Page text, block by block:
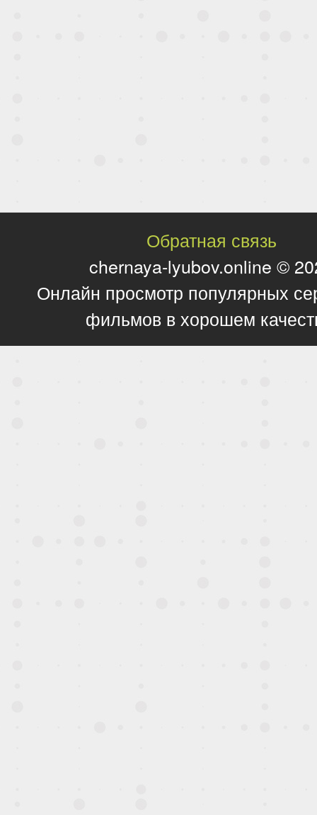
Обратная связь
chernaya-lyubov.online ©
Онлайн просмотр популярных
фильмов в хорошем